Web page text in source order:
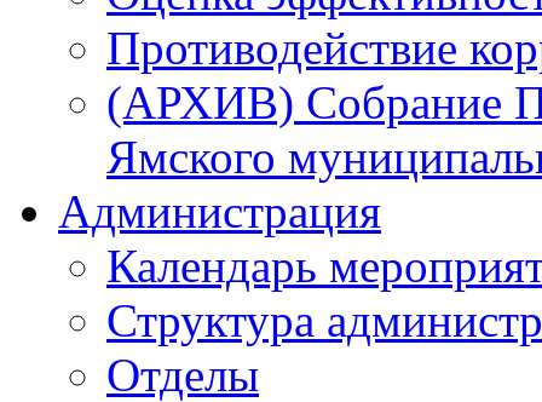
Противодействие
(АРХИВ) Собрание
Ямского
Администрация
Календарь
Структура
Отделы